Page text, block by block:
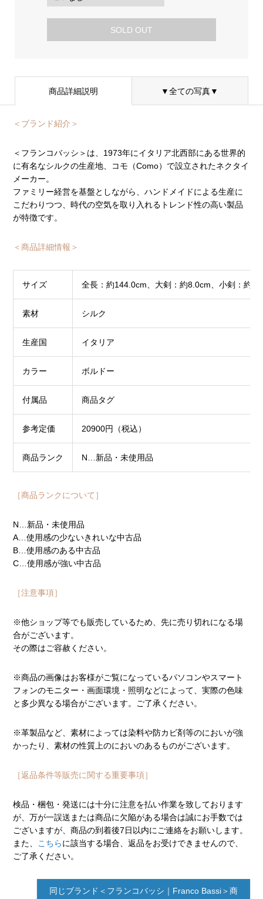
SOLD OUT
商品詳細説明 ▼全ての写真▼
＜ブランド紹介＞
＜フランコバッシ＞は、1973年にイタリア北西部にある世界的
に有名なシルクの生産地、コモ（Como）で設立されたネクタイ
メーカー。
ファミリー経営を基盤としながら、ハンドメイドによる生産に
こだわりつつ、時代の空気を取り入れるトレンド性の高い製品
が特徴です。
＜商品詳細情報＞
サイズ 全長：約144.0cm、大剣：約8.0cm、小剣：約
素材 シルク
生産国 イタリア
カラー ボルドー
付属品 商品タグ
参考定価 20900円（税込）
商品ランク N…新品・未使用品
［商品ランクについて］
N…新品・未使用品
A…使用感の少ないきれいな中古品
B…使用感のある中古品
C…使用感が強い中古品
［注意事項］
※他ショップ等でも販売しているため、先に売り切れになる場
合がございます。
その際はご容赦ください。
※商品の画像はお客様がご覧になっているパソコンやスマート
フォンのモニター・画面環境・照明などによって、実際の色味
と多少異なる場合がございます。ご了承ください。
※革製品など、素材によっては染料や防カビ剤等のにおいが強
かったり、素材の性質上のにおいのあるものがございます。
［返品条件等販売に関する重要事項］
検品・梱包・発送には十分に注意を払い作業を致しております
が、万が一誤送または商品に欠陥がある場合は誠にお手数では
ございますが、商品の到着後7日以内にご連絡をお願いします。
また、
こちらに該当する場合、返品をお受けできませんので、
ご了承ください。
同じブランド＜フランコバッシ｜Franco Bassi＞商